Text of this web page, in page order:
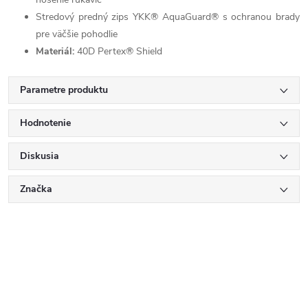
Stredový predný zips YKK® AquaGuard® s ochranou brady
pre väčšie pohodlie
Materiál: 40D Pertex® Shield
Parametre produktu
Hodnotenie
Diskusia
Značka